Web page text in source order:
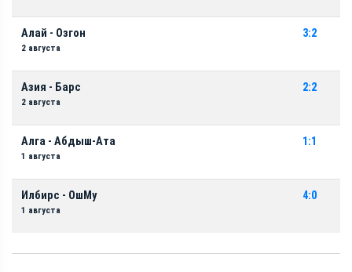
Алай - Озгон
2 августа
3:2
Азия - Барс
2 августа
2:2
Алга - Абдыш-Ата
1 августа
1:1
Илбирс - ОшМу
1 августа
4:0